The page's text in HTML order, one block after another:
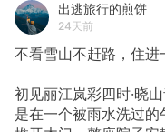
出逃旅行的煎饼
24天前
不看雪山不赶路，住
初见丽江岚彩四时·晓
是在一个被雨水洗过的